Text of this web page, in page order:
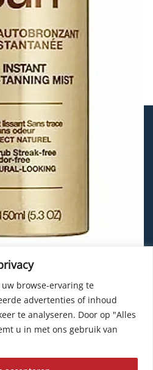
browse-ervaring te
advertenties of inhoud
te analyseren. Door op "Alles
u in met ons gebruik van